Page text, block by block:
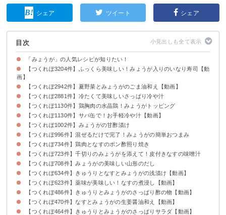
シェア ツイート シェア
目次
「みょうが」の人気レシピが知りたい！
【つくれぽ3204件】ふっくら美味しい！みょうが入りのいなり寿司【動
画】
【つくれぽ2942件】夏野菜とみょうがのごま油和え【動画】
【つくれぽ2881件】冷たくて美味しいさっぱり冷や汁
【つくれぽ1130件】鶏胸肉の水晶鶏！みょうがトッピング
【つくれぽ1130件】サバ缶で！お手軽冷や汁【動画】
【つくれぽ1002件】みょうがの甘酢漬け
【つくれぽ996件】混ぜるだけで完了！みょうがの簡単おつまみ
【つくれぽ734件】鶏肉となすのポン酢照り焼き
【つくれぽ723件】千切りのみょうがを添えて！皮付きなすの味噌汁
【つくれぽ708件】みょうがの美味しい山形のだし
【つくれぽ634件】きゅうりとなすとみょうがの浅漬け【動画】
【つくれぽ623件】薬味が美味しい！なすの煮浸し【動画】
【つくれぽ486件】きゅうりとみょうがのさっぱり酢の物【動画】
【つくれぽ470件】なすとみょうがの生姜醤油和え【動画】
【つくれぽ464件】きゅうりとみょうがのさっぱりサラダ【動画】